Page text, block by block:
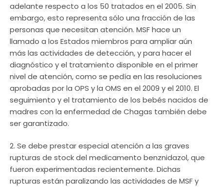
adelante respecto a los 50 tratados en el 2005. Sin
embargo, esto representa sólo una fracción de las
personas que necesitan atención. MSF hace un
llamado a los Estados miembros para ampliar aún
más las actividades de detección, y para hacer el
diagnóstico y el tratamiento disponible en el primer
nivel de atención, como se pedía en las resoluciones
aprobadas por la OPS y la OMS en el 2009 y el 2010. El
seguimiento y el tratamiento de los bebés nacidos de
madres con la enfermedad de Chagas también debe
ser garantizado.
2. Se debe prestar especial atención a las graves
rupturas de stock del medicamento benznidazol, que
fueron experimentadas recientemente. Dichas
rupturas están paralizando las actividades de MSF y